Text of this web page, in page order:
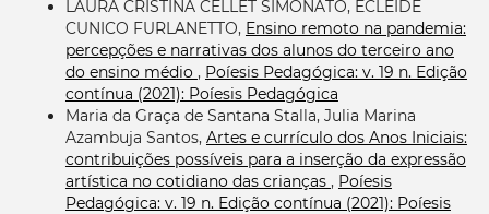
LAURA CRISTINA CELLET SIMONATO, ECLEIDE
CUNICO FURLANETTO, Ensino remoto na pandemia:
percepções e narrativas dos alunos do terceiro ano
do ensino médio , Poíesis Pedagógica: v. 19 n. Edição
contínua (2021): Poíesis Pedagógica
Maria da Graça de Santana Stalla, Julia Marina
Azambuja Santos, Artes e currículo dos Anos Iniciais:
contribuições possíveis para a inserção da expressão
artística no cotidiano das crianças , Poíesis
Pedagógica: v. 19 n. Edição contínua (2021): Poíesis